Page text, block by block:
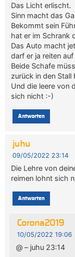
Das Licht erlischt.
Sinn macht das
Bekommt sein
hat er im Schrank
Das Auto macht
darf er ja reiten
Beide Schafe
zurück in den Stall
Und die leere von
sich nicht :-)
Antworten
juhu
09/05/2022 23:14
Die Lehre von
reimen lohnt sich
Antworten
Corona2019
10/05/2022 19:06
@ – juhu 23:14